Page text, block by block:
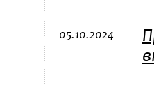
05.10.2024